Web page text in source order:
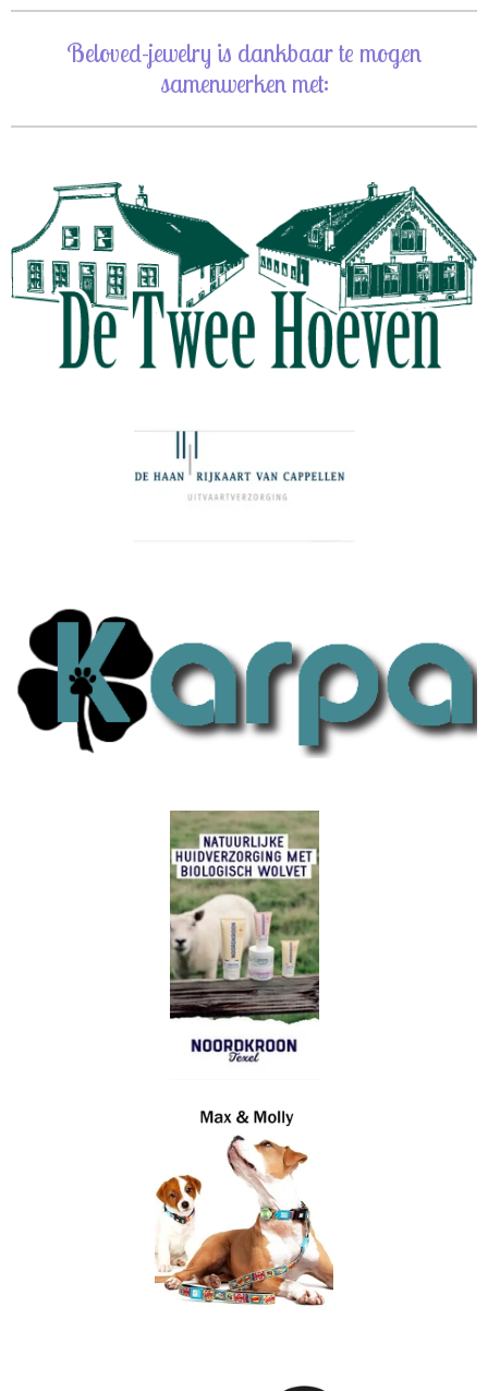
Beloved-jewelry is dankbaar te mogen
samenwerken met: